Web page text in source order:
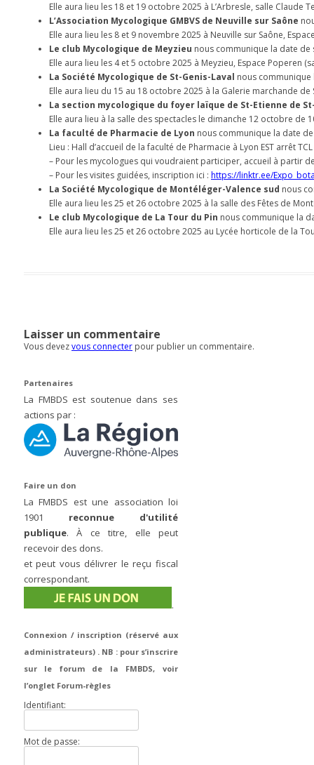
Elle aura lieu les 18 et 19 octobre 2025 à L’Arbresle, salle Claude
L’Association Mycologique GMBVS de Neuville sur Saône
Elle aura lieu les 8 et 9 novembre 2025 à Neuville sur Saône,
Le club Mycologique de Meyzieu nous communique la date
Elle aura lieu les 4 et 5 octobre 2025 à Meyzieu, Espace Poperen
La Société Mycologique de St-Genis-Laval nous
Elle aura lieu du 15 au 18 octobre 2025 à la Galerie marchande de
La section mycologique du foyer laïque de St-Etienne de
Elle aura lieu à la salle des spectacles le dimanche 12 octobre de
La faculté de Pharmacie de Lyon nous communique la date
Lieu : Hall d’accueil de la faculté de Pharmacie à Lyon EST arrêt
– Pour les mycologues qui voudraient participer, accueil à partir
– Pour les visites guidées, inscription ici : https://linktr.ee/
La Société Mycologique de Montéléger-Valence sud nous
Elle aura lieu les 25 et 26 octobre 2025 à la salle des Fêtes de
Le club Mycologique de La Tour du Pin nous communique la
Elle aura lieu les 25 et 26 octobre 2025 au Lycée horticole de la
Laisser un commentaire
Vous devezvous connecter pour publier un commentaire.
Partenaires
La FMBDS est soutenue dans ses
actions par :
Faire un don
La FMBDS est une association loi
1901 reconnue d'utilité
publique. À ce titre, elle peut
recevoir des dons.
et peut vous délivrer le reçu fiscal
correspondant.
.
Connexion / inscription (réservé aux
administrateurs) . NB : pour s’inscrire
sur le forum de la FMBDS, voir
l’onglet Forum-règles
Identifiant:
Mot de passe: